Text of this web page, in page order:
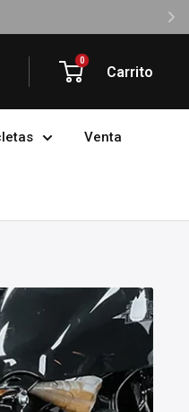
0
Carrito
Venta